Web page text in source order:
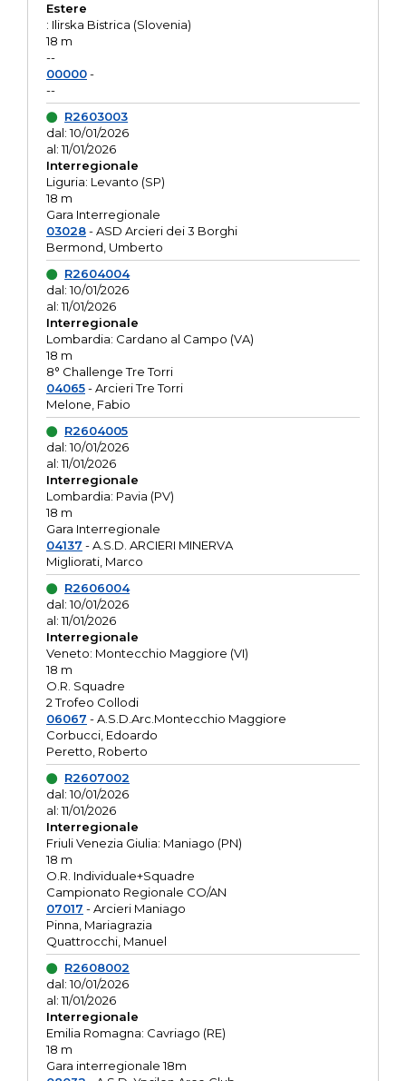
Estere
: Ilirska Bistrica (Slovenia)
18 m
--
00000-
--
R2603003
dal: 10/01/2026
al: 11/01/2026
Interregionale
Liguria: Levanto (SP)
18 m
Gara Interregionale
03028- ASD Arcieri dei 3 Borghi
Bermond, Umberto
R2604004
dal: 10/01/2026
al: 11/01/2026
Interregionale
Lombardia: Cardano al Campo (VA)
18 m
8° Challenge Tre Torri
04065- Arcieri Tre Torri
Melone, Fabio
R2604005
dal: 10/01/2026
al: 11/01/2026
Interregionale
Lombardia: Pavia (PV)
18 m
Gara Interregionale
04137 - A.S.D. ARCIERI MINERVA
Migliorati, Marco
R2606004
dal: 10/01/2026
al: 11/01/2026
Interregionale
Veneto: Montecchio Maggiore (VI)
18 m
O.R. Squadre
2 Trofeo Collodi
06067 - A.S.D.Arc.Montecchio Maggiore
Corbucci, Edoardo
Peretto, Roberto
R2607002
dal: 10/01/2026
al: 11/01/2026
Interregionale
Friuli Venezia Giulia: Maniago (PN)
18 m
O.R. Individuale+Squadre
Campionato Regionale CO/AN
07017 - Arcieri Maniago
Pinna, Mariagrazia
Quattrocchi, Manuel
R2608002
dal: 10/01/2026
al: 11/01/2026
Interregionale
Emilia Romagna: Cavriago (RE)
18 m
Gara interregionale 18m